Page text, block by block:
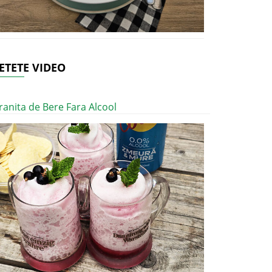
VIDEO
de Bere Fara Alcool